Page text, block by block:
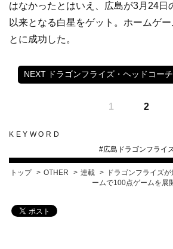
はなかったとはいえ、広島が3月24日
以来となる白星をゲット。ホームゲ
とに成功した。
ドラゴンフライズ・ヘッドコー
1 2
KEYWORD
#広島ドラゴンフライ
トップ OTHER 連載
ドラゴンフライズ
ームで100点ゲームを展